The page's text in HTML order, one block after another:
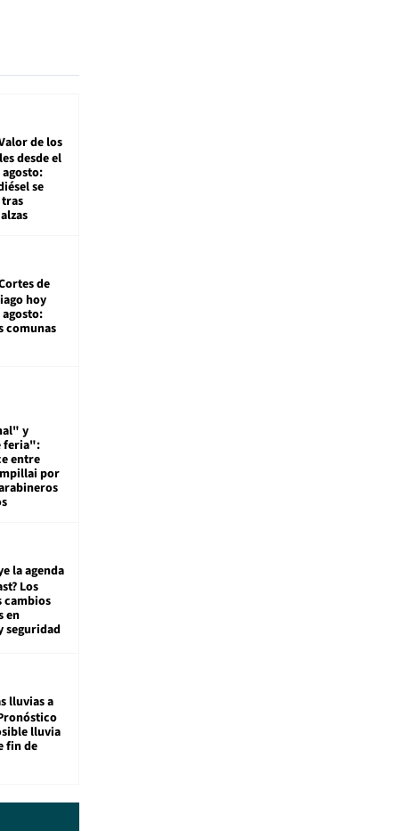
de los
desde el
agosto:
se
de
hoy
agosto:
comunas
y
feria":
entre
por
la agenda
Los
cambios
en
seguridad
lluvias a
lluvia
fin de